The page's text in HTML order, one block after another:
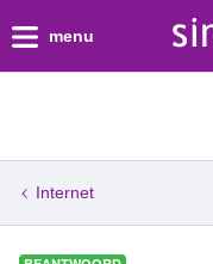
menu
Internet